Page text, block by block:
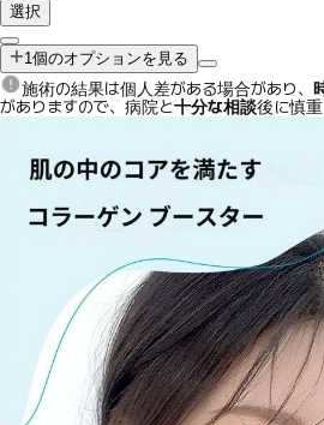
選択
1個のオプションを見る
施術の結果は個人差がある場合があり、
がありますので、病院と十分な相談後に慎重